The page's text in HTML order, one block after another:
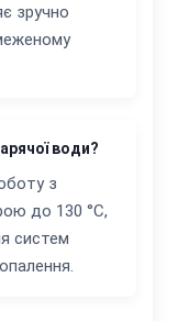
зручно
води?
з
до 130 °C,
систем